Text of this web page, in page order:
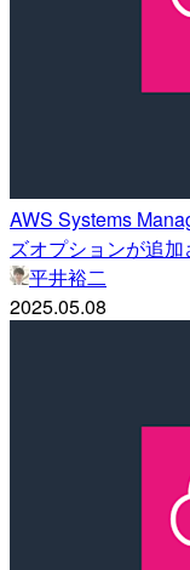
AWS Systems
ズオプションが追加
平井裕二
2025.05.08